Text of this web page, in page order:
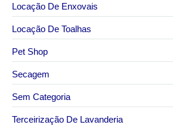
Locação De Enxovais
Locação De Toalhas
Pet Shop
Secagem
Sem Categoria
Terceirização De Lavanderia